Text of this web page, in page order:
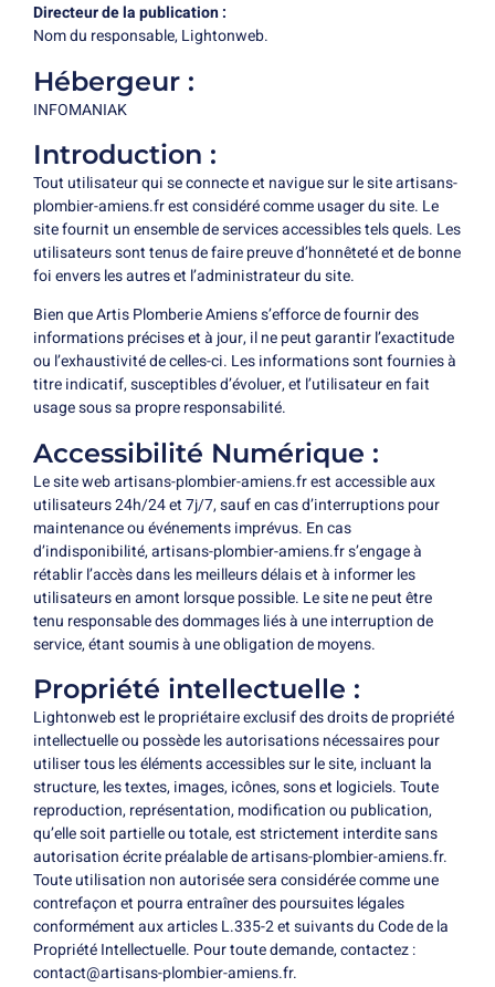
Directeur de la publication :
Nom du responsable,Lightonweb.
Hébergeur :
INFOMANIAK
Introduction :
Tout utilisateur qui se connecte et navigue sur le site artisans-
plombier-amiens.fr est considéré comme usager du site. Le
site fournit un ensemble de services accessibles tels quels. Les
utilisateurs sont tenus de faire preuve d’honnêteté et de bonne
foi envers les autres et l’administrateur du site.
Bien que Artis Plomberie Amiens s’efforce de fournir des
informations précises et à jour, il ne peut garantir l’exactitude
ou l’exhaustivité de celles-ci. Les informations sont fournies à
titre indicatif, susceptibles d’évoluer, et l’utilisateur en fait
usage sous sa propre responsabilité.
Accessibilité Numérique :
Le site web artisans-plombier-amiens.fr est accessible aux
utilisateurs 24h/24 et 7j/7, sauf en cas d’interruptions pour
maintenance ou événements imprévus. En cas
d’indisponibilité, artisans-plombier-amiens.fr s’engage à
rétablir l’accès dans les meilleurs délais et à informer les
utilisateurs en amont lorsque possible. Le site ne peut être
tenu responsable des dommages liés à une interruption de
service, étant soumis à une obligation de moyens.
Propriété intellectuelle :
Lightonwebest le propriétaire exclusif des droits de propriété
intellectuelle ou possède les autorisations nécessaires pour
utiliser tous les éléments accessibles sur le site, incluant la
structure, les textes, images, icônes, sons et logiciels. Toute
reproduction, représentation, modification ou publication,
qu’elle soit partielle ou totale, est strictement interdite sans
autorisation écrite préalable de artisans-plombier-amiens.fr.
Toute utilisation non autorisée sera considérée comme une
contrefaçon et pourra entraîner des poursuites légales
conformément aux articles L.335-2 et suivants du Code de la
Propriété Intellectuelle. Pour toute demande, contactez :
contact@artisans-plombier-amiens.fr.